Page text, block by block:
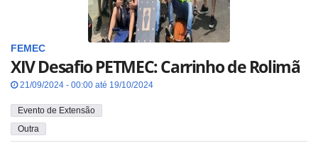
FEMEC
XIV Desafio PETMEC: Carrinho de Rolimã
21/09/2024 - 00:00 até 19/10/2024
Evento de Extensão
Outra